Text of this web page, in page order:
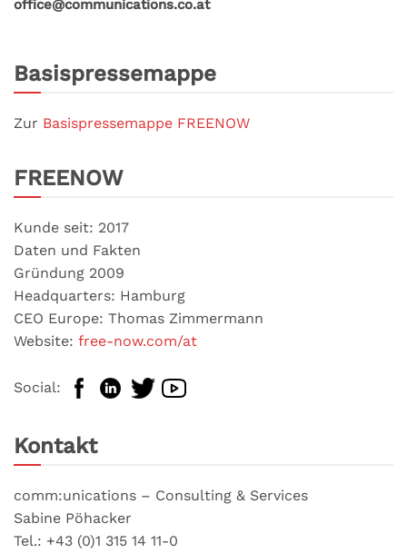
office@communications.co.at
Basispressemappe
Zur Basispressemappe FREENOW
FREENOW
Kunde seit: 2017
Daten und Fakten
Gründung 2009
Headquarters: Hamburg
CEO Europe: Thomas Zimmermann
Website: free-now.com/at
Social:
Kontakt
comm:unications – Consulting & Services
Sabine Pöhacker
Tel.: +43 (0)1 315 14 11-0